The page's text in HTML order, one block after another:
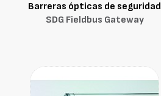
Barreras ópticas de seguridad
SDG Fieldbus Gateway